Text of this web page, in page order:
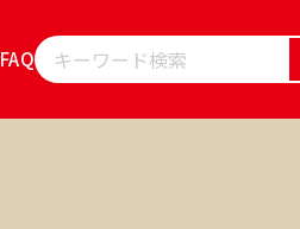
FAQレシピをキーワードで検索